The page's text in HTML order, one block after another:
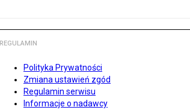
REGULAMIN
Polityka Prywatności
Zmiana ustawień zgód
Regulamin serwisu
Informacje o nadawcy